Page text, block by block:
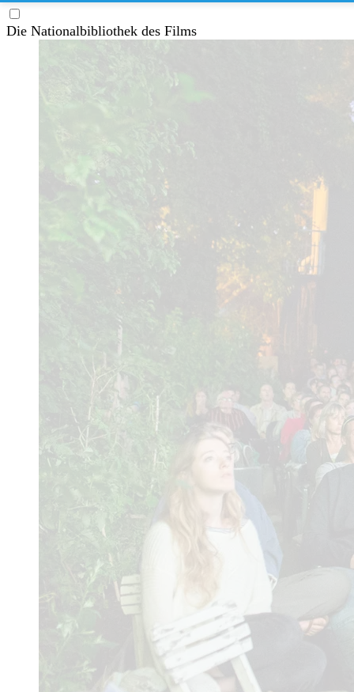
Die Nationalbibliothek des Films